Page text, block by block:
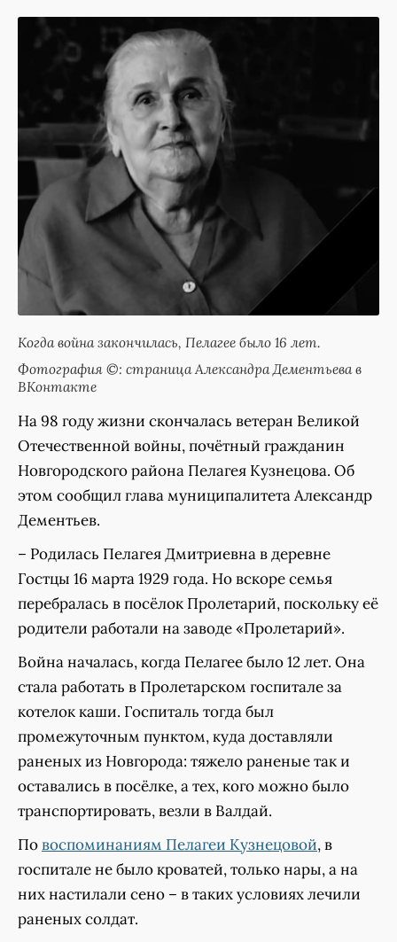
Когда война закончилась, Пелагее было 16 лет.
Фотография ©: страница Александра Дементьева в
ВКонтакте
На 98 году жизни скончалась ветеран Великой
Отечественной войны, почётный гражданин
Новгородского района Пелагея Кузнецова. Об
этом сообщил глава муниципалитета Александр
Дементьев.
– Родилась Пелагея Дмитриевна в деревне
Гостцы 16 марта 1929 года. Но вскоре семья
перебралась в посёлок Пролетарий, поскольку её
родители работали на заводе «Пролетарий».
Война началась, когда Пелагее было 12 лет. Она
стала работать в Пролетарском госпитале за
котелок каши. Госпиталь тогда был
промежуточным пунктом, куда доставляли
раненых из Новгорода: тяжело раненые так и
оставались в посёлке, а тех, кого можно было
транспортировать, везли в Валдай.
Повоспоминаниям Пелагеи Кузнецовой, в
госпитале не было кроватей, только нары, а на
них настилали сено – в таких условиях лечили
раненых солдат.